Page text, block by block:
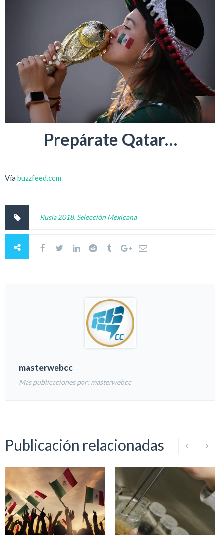
Prepárate Qatar…
Vía buzzfeed.com
Rusia 2018, Selección Mexicana
masterwebcc
Más publicaciones por: masterwebcc
Publicación relacionadas